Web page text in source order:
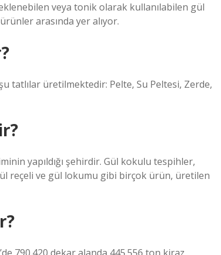
veya tonik olarak kullanılabilen gül
arasında yer alıyor.
tatlılar üretilmektedir: Pelte, Su Peltesi, Zerde,
yapıldığı şehirdir. Gül kokulu tespihler,
reçeli ve gül lokumu gibi birçok ürün, üretilen